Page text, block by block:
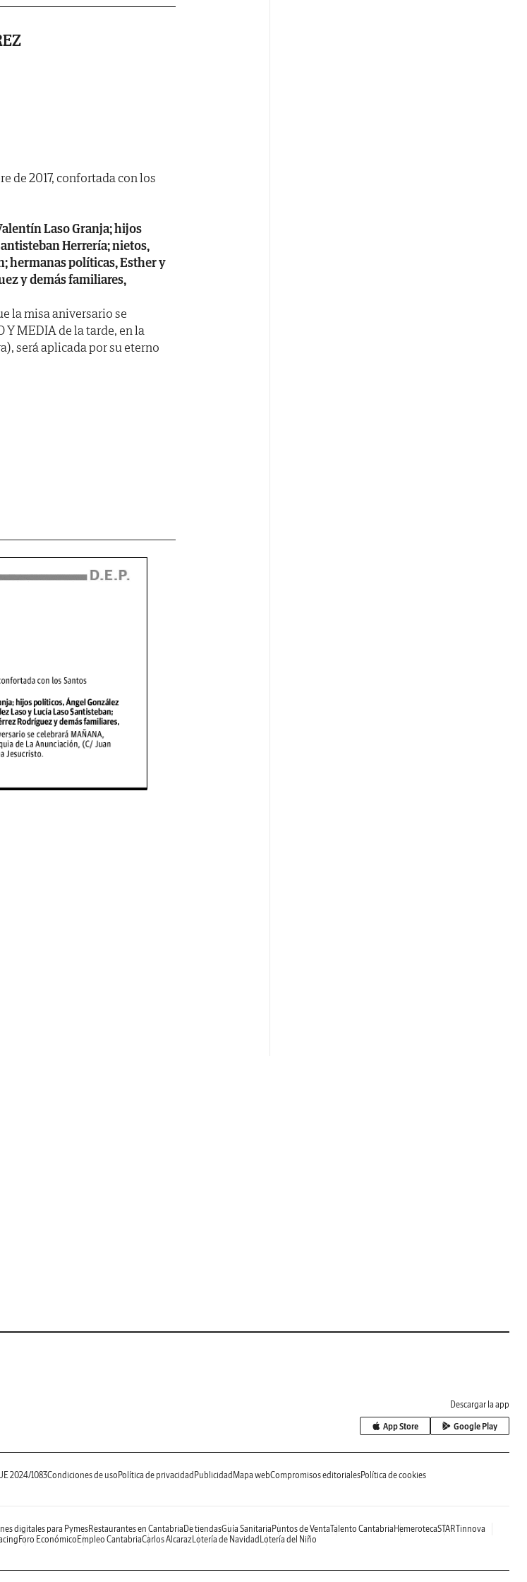
de 2017, confortada con los
Laso Granja; hijos
Herrería; nietos,
hermanas políticas, Esther y
y demás familiares,
la misa aniversario se
Y MEDIA de la tarde, en la
será aplicada por su eterno
Descargar la app
App Store Google Play
2024/1083Condiciones de uso Política de privacidad Publicidad Mapa webCompromisos editorialesPolítica de cookies
digitales para PymesRestaurantes en Cantabria De tiendasGuía Sanitaria Puntos de VentaTalento Cantabria HemerotecaSTARTinnova
Foro Económico Empleo CantabriaCarlos AlcarazLotería de Navidad Lotería del Niño